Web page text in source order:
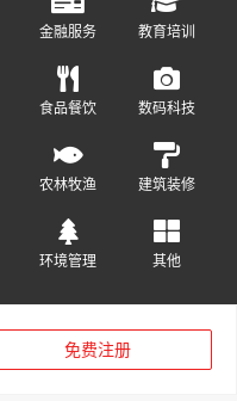
金融服务 教育培训
食品餐饮 数码科技
农林牧渔 建筑装修
环境管理 其他
免费注册